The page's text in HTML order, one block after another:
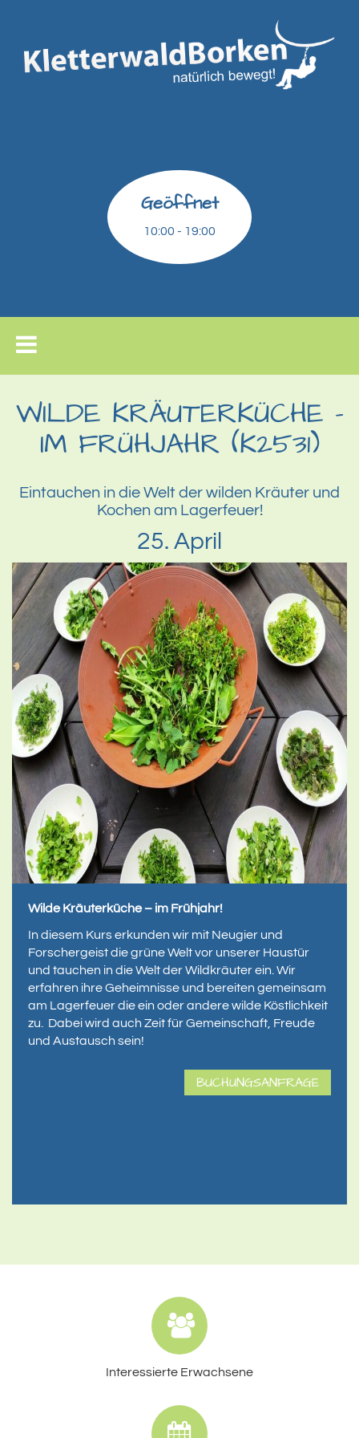
Geöffnet
10:00 - 19:00
WILDE KRÄUTERKÜCHE –
IM FRÜHJAHR (K2531)
Eintauchen in die Welt der wilden Kräuter und
Kochen am Lagerfeuer!
25. April
Wilde Kräuterküche – im Frühjahr!
In diesem Kurs erkunden wir mit Neugier und
Forschergeist die grüne Welt vor unserer Haustür
und tauchen in die Welt der Wildkräuter ein. Wir
erfahren ihre Geheimnisse und bereiten gemeinsam
am Lagerfeuer die ein oder andere wilde Köstlichkeit
zu. Dabei wird auch Zeit für Gemeinschaft, Freude
und Austausch sein!
BUCHUNGSANFRAGE
Interessierte Erwachsene